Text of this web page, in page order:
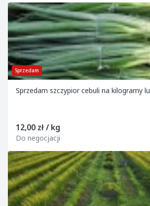
Sprzedam
Sprzedam szczypior cebuli na kilogramy
12,00 zł / kg
Do negocjacji